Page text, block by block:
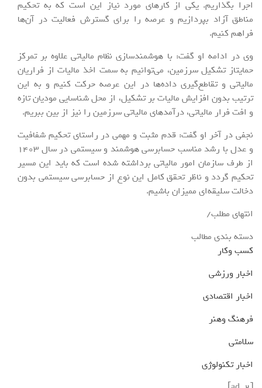
اجرا بگذاریم. یکی از کارهای مورد نیاز این است که به تحکیم
مناطق آزاد بپردازیم و عرصه را برای گسترش فعالیت در آن‌ها
فراهم کنیم.
وی در ادامه او گفت: با هوشمندسازی نظام مالیاتی علاوه بر تمرکز
حمایتاز تشکیل سرزمین، می‌توانیم به سمت اخذ مالیات از فراریان
مالیاتی و تقاطع‌گیری داده‌ها در این عرصه حرکت کنیم و به این
ترتیب بدون افزایش مالیات بر تشکیل، از محل شناسایی مودیان تازه
و افت فرار مالیاتی، درآمدهای مالیاتی سرزمین را نیز از بین ببریم.
نجفی در آخر او گفت: قدم مثبت و مهمی در راستای تحکیم شفافیت
و عدل با رشد مناسب حسابرسی هوشمند و سیستمی در سال 1403
از طرف سازمان امور مالیاتی برداشته شده است که باید این مسیر
تحکیم گردد و ناظر تحقق کامل این نوع از حسابرسی سیستمی بدون
دخالت سلیقه‌ای ممیزان باشیم.
انتهای مطلب/
دسته بندی مطالب
کسب وکار
اخبار ورزشی
اخبار اقتصادی
فرهنگ وهنر
سلامتی
اخبار تکنولوژی